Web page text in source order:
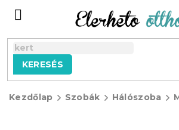
tartalomhoz
KERESÉS
Kezdőlap Szobák Hálószoba